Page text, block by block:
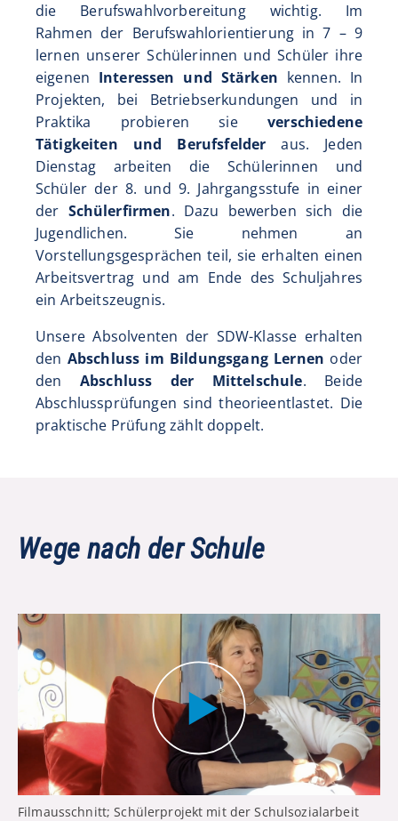
die Berufswahlvorbereitung wichtig. Im
Rahmen der Berufswahlorientierung in 7 – 9
lernen unserer Schülerinnen und Schüler ihre
eigenen Interessen und Stärken kennen. In
Projekten, bei Betriebserkundungen und in
Praktika probieren sieverschiedene
Tätigkeiten und Berufsfelder aus. Jeden
Dienstag arbeiten die Schülerinnen und
Schüler der 8. und 9. Jahrgangsstufe in einer
der Schülerfirmen. Dazu bewerben sich die
Jugendlichen. Sie nehmen an
Vorstellungsgesprächen teil, sie erhalten einen
Arbeitsvertrag und am Ende des Schuljahres
ein Arbeitszeugnis.
Unsere Absolventen der SDW-Klasse erhalten
den Abschluss im Bildungsgang Lernen oder
den Abschluss der Mittelschule. Beide
Abschlussprüfungen sind theorieentlastet. Die
praktische Prüfung zählt doppelt.
Wege nach der Schule
Filmausschnitt; Schülerprojekt mit der Schulsozialarbeit